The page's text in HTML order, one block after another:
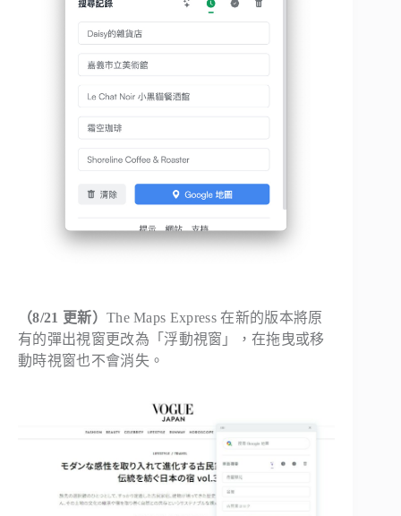
（8/21 更新） The Maps Express 在新的版本將原
有的彈出視窗更改為「浮動視窗」，在拖曳或移
動時視窗也不會消失。